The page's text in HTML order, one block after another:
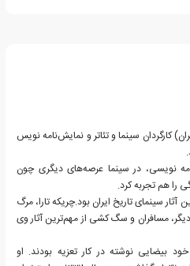
(زاده ۵ دی‌ماه ۱۳۱۷ در تهران) کارگردان سینما و تئاتر و نمایش‌نامه نویس
نویسی، در سینما عرصه‌های دیگری چون
را هم تجربه کرد.‏
آثار سینمای تاریخ ایران بود.چریکه تارا، مرگ
دیگر، مسافران و سگ کشی از مهم‌ترین آثار وی
بیضایی نوشته در کار تعزیه بودند. او